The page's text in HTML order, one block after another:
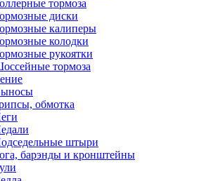
тормоза
диски
калиперы
колодки
рукоятки
тормоза
обмотка
штыри
барэнды и кронштейны